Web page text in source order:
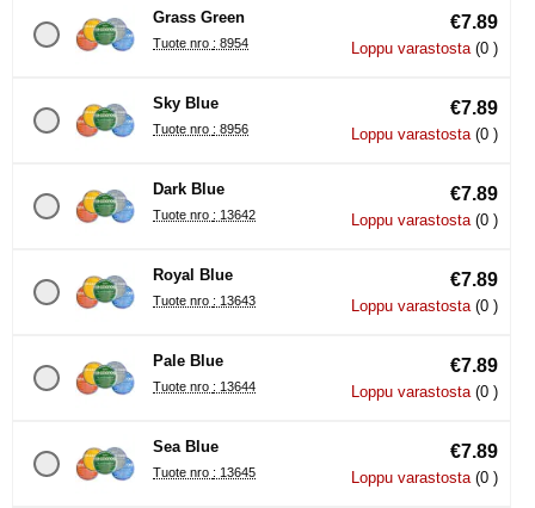
Grass Green
Tuote nro : 8954
€7.89
Loppu varastosta (0 )
Sky Blue
Tuote nro : 8956
€7.89
Loppu varastosta (0 )
Dark Blue
Tuote nro : 13642
€7.89
Loppu varastosta (0 )
Royal Blue
Tuote nro : 13643
€7.89
Loppu varastosta (0 )
Pale Blue
Tuote nro : 13644
€7.89
Loppu varastosta (0 )
Sea Blue
Tuote nro : 13645
€7.89
Loppu varastosta (0 )